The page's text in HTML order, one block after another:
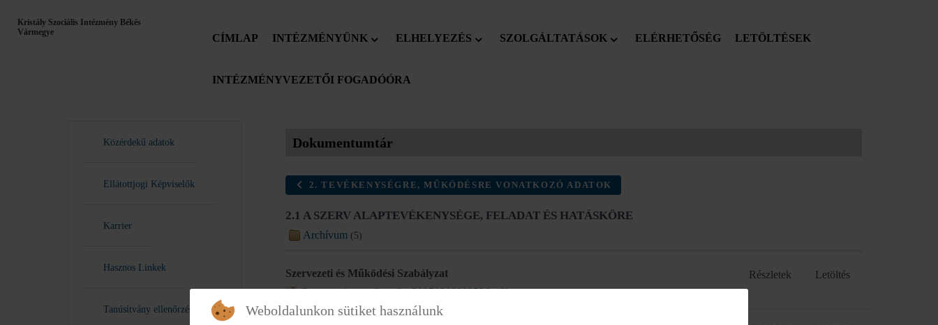
Kristály Szociális Intézmény Békés
Vármegye
CÍMLAP INTÉZMÉNYÜNK ELHELYEZÉS SZOLGÁLTATÁSOK ELÉRHETŐSÉG LETÖLTÉSEK
INTÉZMÉNYVEZETŐI FOGADÓÓRA
Közérdekű adatok
Ellátottjogi Képviselők
Karrier
Hasznos Linkek
Tanúsítvány ellenőrzés
Dokumentumtár
2. TEVÉKENYSÉGRE, MŰKÖDÉSRE VONATKOZÓ ADATOK
2.1 A SZERV ALAPTEVÉKENYSÉGE, FELADAT ÉS HATÁSKÖRE
Archívum (5)
Szervezeti és Működési Szabályzat
Szervezeti es muk.szab._20251016093526.pdf
Letöltés
Részletek
Weboldalunkon sütiket használunk